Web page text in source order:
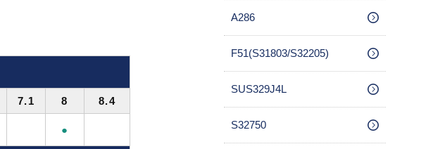
7.1 8 8.4
●
A286
F51(S31803/S32205)
SUS329J4L
S32750